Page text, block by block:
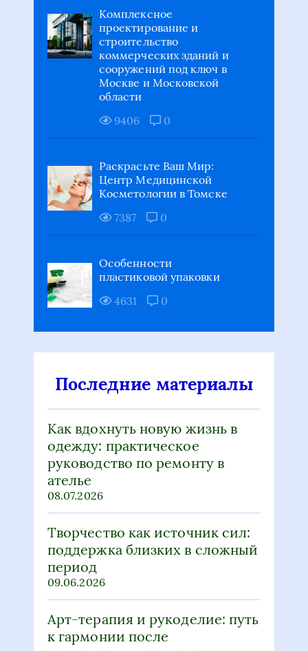
проектирование и
строительство
коммерческих зданий и
сооружений под ключ в
Москве и Московской
области
9406
Центр Медицинской
Косметологии в Томске
7387
0
пластиковой упаковки
4631
0
Как вдохнуть новую жизнь в
одежду: практическое
руководство по ремонту в
ателье
08.07.2026
Творчество как источник сил:
поддержка близких в сложный
период
09.06.2026
Арт-терапия и рукоделие: путь
к гармонии после
преодоления тяжелых